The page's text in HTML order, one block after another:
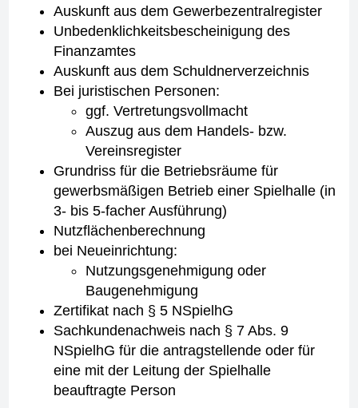
Auskunft aus dem Gewerbezentralregister
Unbedenklichkeitsbescheinigung des
Finanzamtes
Auskunft aus dem Schuldnerverzeichnis
Bei juristischen Personen:
ggf. Vertretungsvollmacht
Auszug aus dem Handels- bzw.
Vereinsregister
Grundriss für die Betriebsräume für
gewerbsmäßigen Betrieb einer Spielhalle (in
3- bis 5-facher Ausführung)
Nutzflächenberechnung
bei Neueinrichtung:
Nutzungsgenehmigung oder
Baugenehmigung
Zertifikat nach § 5 NSpielhG
Sachkundenachweis nach § 7 Abs. 9
NSpielhG für die antragstellende oder für
eine mit der Leitung der Spielhalle
beauftragte Person